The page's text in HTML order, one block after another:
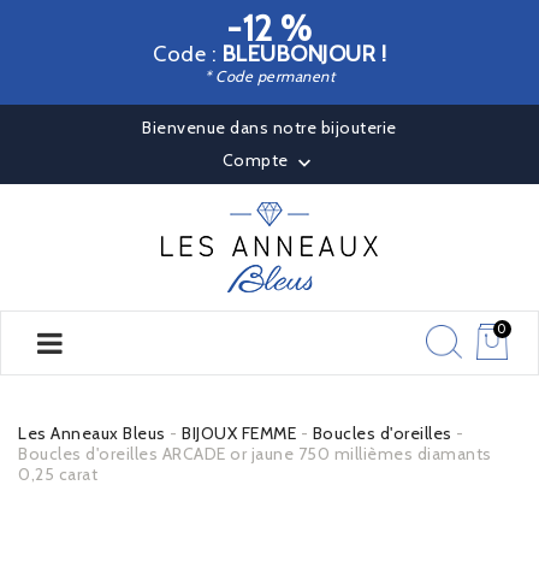
-12 %
Code : BLEUBONJOUR !
* Code permanent
Bienvenue dans notre bijouterie
Compte 
0
Les Anneaux Bleus BIJOUX FEMME
Boucles d'oreilles
Boucles d'oreilles ARCADE or jaune 750 millièmes diamants
0,25 carat